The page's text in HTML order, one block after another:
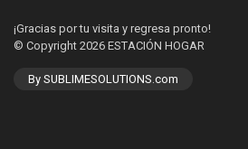
¡Gracias por tu visita y regresa pronto!
© Copyright 2026 ESTACIÓN HOGAR
By SUBLIMESOLUTIONS.com